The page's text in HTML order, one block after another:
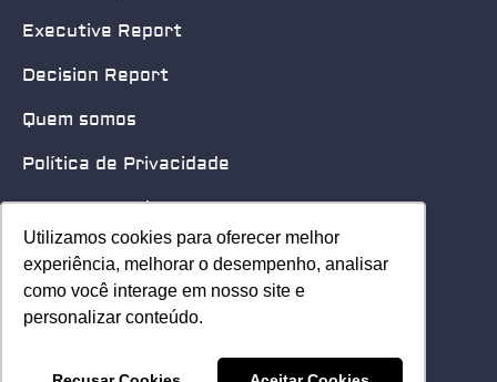
Utilizamos cookies para oferecer melhor
experiência, melhorar o desempenho, analisar
como você interage em nosso site e
personalizar conteúdo.
Utilizamos cookies para oferecer melhor
experiência, melhorar o desempenho, analisar
como você interage em nosso site e
personalizar conteúdo.
Executive Report
Decision Report
Quem somos
Política de Privacidade
Quero patrocinar
Contato
Home
© 2025 Security Leader. Todos os Direitos Reservados.